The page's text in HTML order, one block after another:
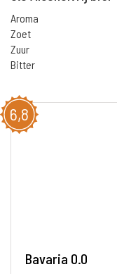
Aroma
Zoet
Zuur
Bitter
6,8
Bavaria 0.0